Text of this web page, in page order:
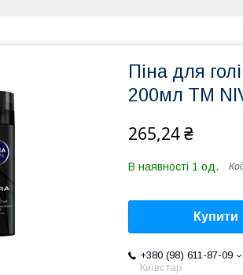
Піна для
200мл ТМ
265,24 ₴
В наявності 1 од.
Купити
+380 (98) 611-87-09
Київстар